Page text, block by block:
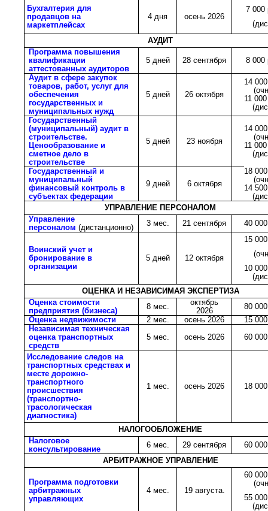
Бухгалтерия для
продавцов на
маркетплейсах
4 дня осень 2026
7 000
АУДИТ
Программа повышения
квалификации
аттестованных аудиторов
5 дней 28 сентября
8 000
Аудит в сфере закупок
товаров, работ, услуг для
обеспечения
государственных и
муниципальных нужд
5 дней 26 октября
14
11
Государственный
(муниципальный) аудит в
строительстве.
Ценообразование и
сметное дело в
строительстве
5 дней 23 ноября
14
11
Государственный и
муниципальный
финансовый контроль в
субъектах федерации
9 дней 6 октября
18
14
УПРАВЛЕНИЕ ПЕРСОНАЛОМ
Управление
персоналом (дистанционно) 3 мес. 21 сентября 40
Воинский учет и
бронирование в
организации
5 дней 12 октября
15
10
ОЦЕНКА И НЕЗАВИСИМАЯ ЭКСПЕРТИЗА
Оценка стоимости
предприятия (бизнеса)
8 мес.
октябрь
2026
80
Оценка недвижимости
2 мес. осень 2026
15
Независимая техническая
оценка транспортных
средств
5 мес. осень 2026 60
Исследование следов на
транспортных средствах и
месте дорожно-
транспортного
происшествия
(транспортно-
трасологическая
диагностика)
1 мес. осень 2026 18
НАЛОГООБЛОЖЕНИЕ
Налоговое
консультирование
6 мес. 29 сентября
60
АРБИТРАЖНОЕ УПРАВЛЕНИЕ
Программа подготовки
арбитражных
управляющих
4 мес. 19 августа.
60
55